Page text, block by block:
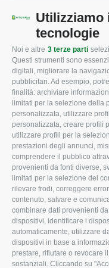
Utilizziamo
tecnologie
Noi e altre 3 terze parti
Questi strumenti sono
digitali, migliorare la
pubblicitari. Ad esempio,
finalità: archiviare
limitati per la selezione della
personalizzata, utilizzare
personalizzata, creare profili
utilizzare profili per la
prestazioni degli annunci,
comprendere il pubblico
provenienti da fonti diverse,
limitati per la selezione dei
rilevare frodi, correggere
contenuto, salvare e
combinare dati provenienti
dispositivi, identificare i
automaticamente, utilizzare
dispositivi in base a
prestare, rifiutare o revocare
sostanziali. Cliccando su
CONFAGRICOLTURA
ROVIGO
L'Associazione
Missione e Progetto
Organigramma
I Nostri Servizi
Uffici della Sede
provinciale
Le Sedi di Zona
Agricoltori S.r.l.
Whistleblowing
Confagricoltura Rovigo
Agricoltori srl